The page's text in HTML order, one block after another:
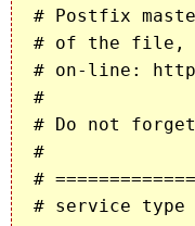
# Postfix
# of the file,
# on-line:
#
# Do not
#
#
# service type